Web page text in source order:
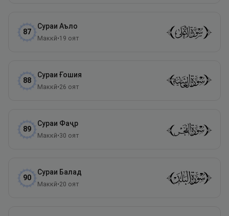
87
Сураи Аъло
Маккӣ•19 оят
88
Сураи Ғошия
Маккӣ•26 оят
89
Сураи Фаҷр
Маккӣ•30 оят
90
Сураи Балад
Маккӣ•20 оят